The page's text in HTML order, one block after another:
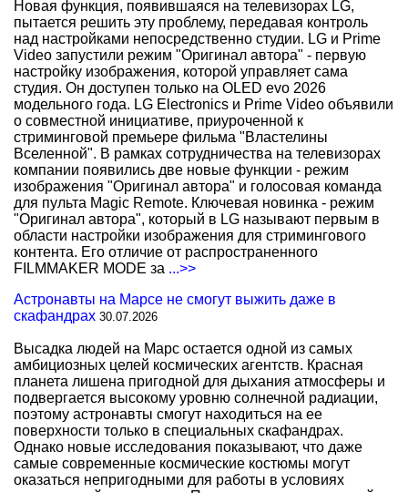
Новая функция, появившаяся на телевизорах LG,
пытается решить эту проблему, передавая контроль
над настройками непосредственно студии. LG и Prime
Video запустили режим "Оригинал автора" - первую
настройку изображения, которой управляет сама
студия. Он доступен только на OLED evo 2026
модельного года. LG Electronics и Prime Video объявили
о совместной инициативе, приуроченной к
стриминговой премьере фильма "Властелины
Вселенной". В рамках сотрудничества на телевизорах
компании появились две новые функции - режим
изображения "Оригинал автора" и голосовая команда
для пульта Magic Remote. Ключевая новинка - режим
"Оригинал автора", который в LG называют первым в
области настройки изображения для стримингового
контента. Его отличие от распространенного
FILMMAKER MODE за ...>>
Астронавты на Марсе не смогут выжить даже в
скафандрах 30.07.2026
Высадка людей на Марс остается одной из самых
амбициозных целей космических агентств. Красная
планета лишена пригодной для дыхания атмосферы и
подвергается высокому уровню солнечной радиации,
поэтому астронавты смогут находиться на ее
поверхности только в специальных скафандрах.
Однако новые исследования показывают, что даже
самые современные космические костюмы могут
оказаться непригодными для работы в условиях